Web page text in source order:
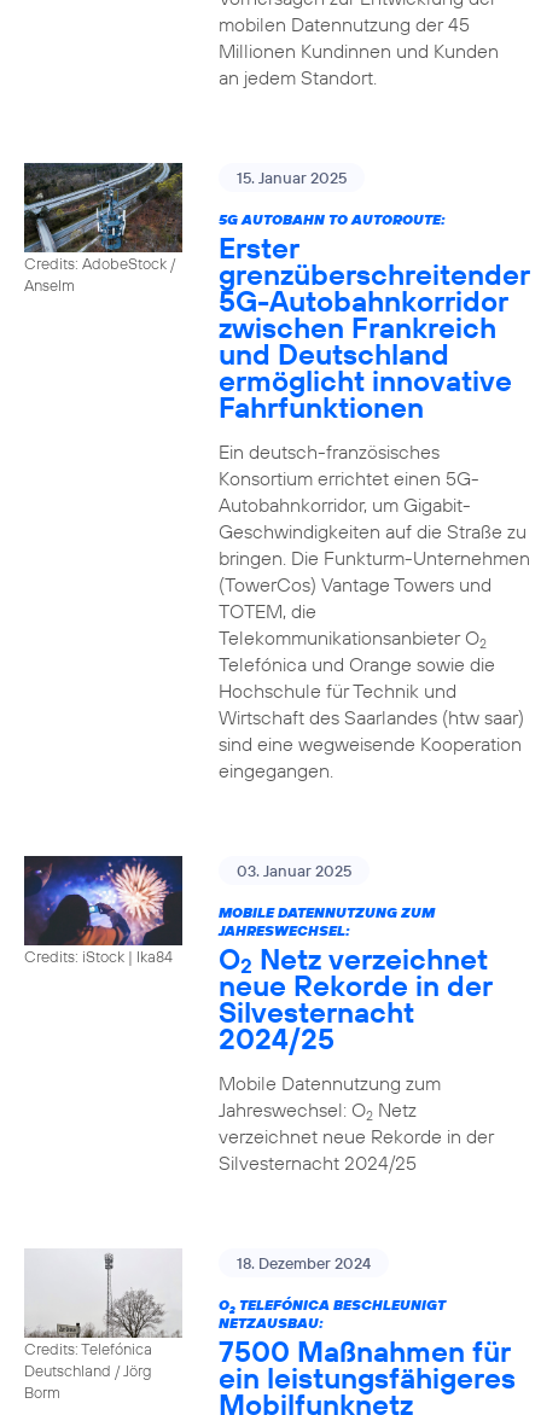
mobilen Datennutzung der 45
Millionen Kundinnen und Kunden
an jedem Standort.
Credits: AdobeStock /
Anselm
15. Januar 2025
5G AUTOBAHN TO AUTOROUTE:
Erster
grenzüberschreitender
5G-Autobahnkorridor
zwischen Frankreich
und Deutschland
ermöglicht innovative
Fahrfunktionen
Ein deutsch-französisches
Konsortium errichtet einen 5G-
Autobahnkorridor, um Gigabit-
Geschwindigkeiten auf die Straße zu
bringen. Die Funkturm-Unternehmen
(TowerCos) Vantage Towers und
TOTEM, die
Telekommunikationsanbieter O2
Telefónica und Orange sowie die
Hochschule für Technik und
Wirtschaft des Saarlandes (htw saar)
sind eine wegweisende Kooperation
eingegangen.
Credits: iStock | Ika84
03. Januar 2025
MOBILE DATENNUTZUNG ZUM
JAHRESWECHSEL:
O2 Netz verzeichnet
neue Rekorde in der
Silvesternacht
2024/25
Mobile Datennutzung zum
Jahreswechsel: O2Netz
verzeichnet neue Rekorde in der
Silvesternacht 2024/25
Credits: Telefónica
Deutschland / Jörg
Borm
18. Dezember 2024
O2TELEFÓNICA BESCHLEUNIGT
NETZAUSBAU:
7500 Maßnahmen für
ein leistungsfähigeres
Mobilfunknetz